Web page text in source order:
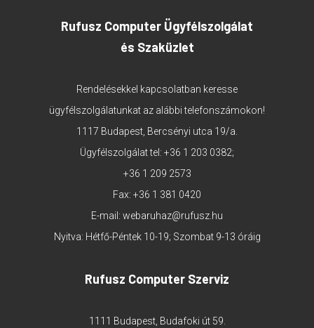
Rufusz Computer Ügyfélszolgálat
és Szaküzlet
Rendelésekkel kapcsolatban keresse
ügyfélszolgálatunkat az alábbi telefonszámokon!
1117 Budapest, Bercsényi utca 19/a.
Ügyfélszolgálat tel: +36 1 203 0382;
+36 1 209 2573
Fax: +36 1 381 0420
E-mail: webaruhaz@rufusz.hu
Nyitva: Hétfő-Péntek 10-19; Szombat 9-13 óráig
Rufusz Computer Szerviz
1111 Budapest, Budafoki út 59.